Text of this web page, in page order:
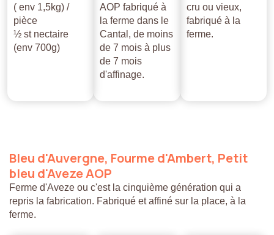
( env 1,5kg) /
pièce
½ st nectaire
(env 700g)
AOP fabriqué à
la ferme dans le
Cantal, de moins
de 7 mois à plus
de 7 mois
d'affinage.
cru ou vieux,
fabriqué à la
ferme.
Bleu d'Auvergne, Fourmed'Ambert, Petit
bleu d'AvezeAOP
Ferme d'Aveze ou c'est la cinquième génération qui a
repris la fabrication. Fabriqué et affiné sur la place, à la
ferme.